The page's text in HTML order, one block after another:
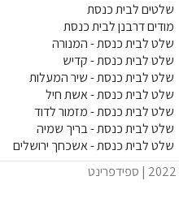
שלטים לבית כנסת
מודים דרבנן לבית כנסת
שלט לבית כנסת - המנורה
שלט לבית כנסת - קדיש
שלט לבית כנסת - שיר המעלות
שלט לבית כנסת - אשת חיל
שלט לבית כנסת - מזמור לדוד
שלט לבית כנסת - בריך שמיה
שלט לבית כנסת - אשכחך ירושלים